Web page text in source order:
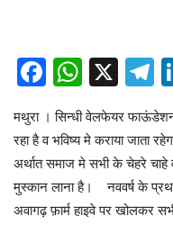
Facebook
X
मथुरा । सिन्धी वेलफेयर फाऊंडेशन
रहा है व भविष्य मे कराया जाता
अर्थात समाज मे सभी के चेहरे चाहे
मुस्कान लाना है। नववर्ष के
अवागढ़ फ़ार्म हाइवे पर खोलकर